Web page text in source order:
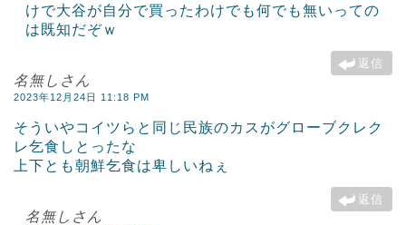
けで大谷が自分で買ったわけでも何でも無いっての
は既知だぞｗ
返信
名無しさん
2023年12月24日 11:18 PM
そういやコイツらと同じ民族のカスがグローブクレク
レ乞食しとったな
上下とも朝鮮乞食は卑しいねぇ
返信
名無しさん